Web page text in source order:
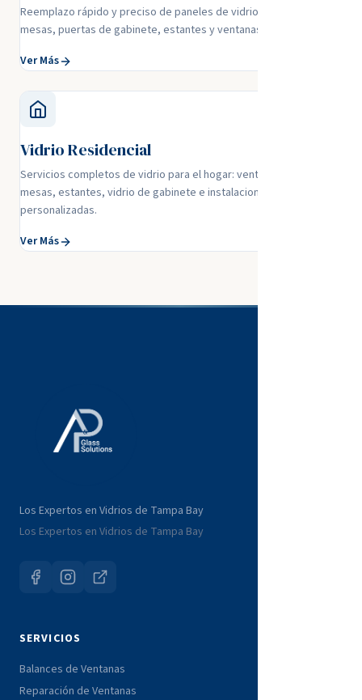
Reemplazo rápido y preciso de paneles de vidrio pequeños:
mesas, puertas de gabinete, estantes y ventanas pequeñas.
Ver Más
Vidrio Residencial
Servicios completos de vidrio para el hogar: ventanas, espejos,
mesas, estantes, vidrio de gabinete e instalaciones residenciales
personalizadas.
Ver Más
Los Expertos en Vidrios de Tampa Bay
Los Expertos en Vidrios de Tampa Bay
SERVICIOS
Balances de Ventanas
Reparación de Ventanas